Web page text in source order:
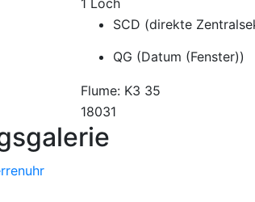
1 Loch
SCD (direkte
QG (Datum (Fenster))
Flume: K3 35
18031